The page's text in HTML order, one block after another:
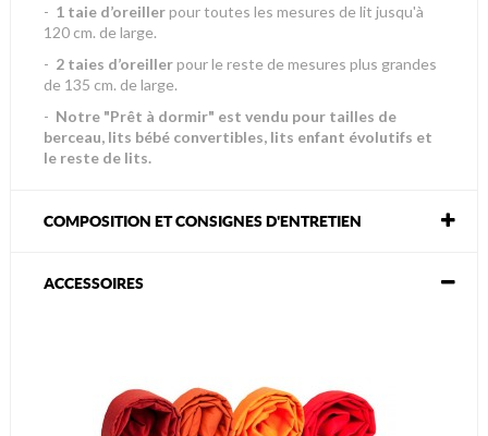
- 1 taie d’oreillerpour toutes les mesures de lit jusqu'à
120 cm. de large.
- 2 taies d’oreillerpour le reste de mesures plus grandes
de 135 cm. de large.
- Notre "Prêt à dormir" est vendu pour tailles de
berceau, lits bébé convertibles, lits enfant évolutifs et
le reste de lits.
COMPOSITION ET CONSIGNES D'ENTRETIEN
ACCESSOIRES